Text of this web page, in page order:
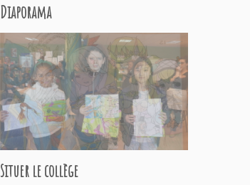
Diaporama
Situer le collège